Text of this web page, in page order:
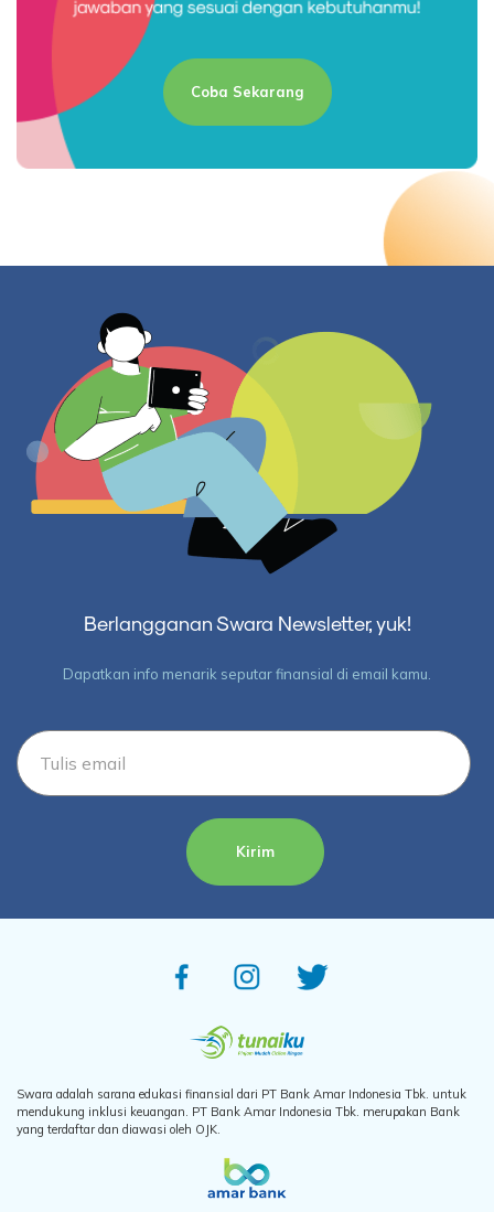
Coba Sekarang
Berlangganan Swara Newsletter, yuk!
Dapatkan info menarik seputar finansial di email kamu.
Kirim
Swara adalah sarana edukasi finansial dari PT Bank Amar Indonesia Tbk. untuk
mendukung inklusi keuangan. PT Bank Amar Indonesia Tbk. merupakan Bank
yang terdaftar dan diawasi oleh OJK.